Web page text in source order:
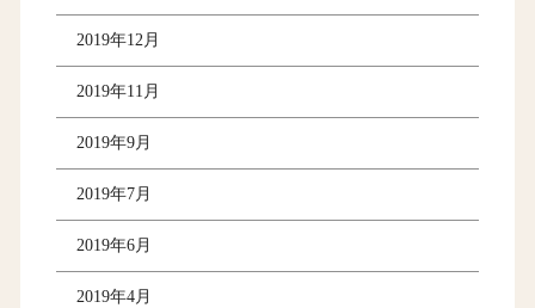
2019年12月
2019年11月
2019年9月
2019年7月
2019年6月
2019年4月